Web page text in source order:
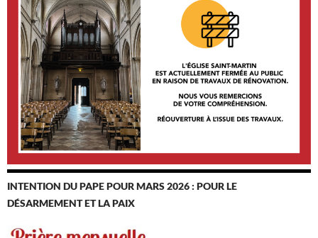
INTENTION DU PAPE POUR MARS 2026 : POUR LE
DÉSARMEMENT ET LA PAIX